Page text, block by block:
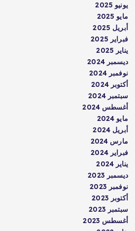
يونيو 2025
مايو 2025
أبريل 2025
فبراير 2025
يناير 2025
ديسمبر 2024
نوفمبر 2024
أكتوبر 2024
سبتمبر 2024
أغسطس 2024
مايو 2024
أبريل 2024
مارس 2024
فبراير 2024
يناير 2024
ديسمبر 2023
نوفمبر 2023
أكتوبر 2023
سبتمبر 2023
أغسطس 2023